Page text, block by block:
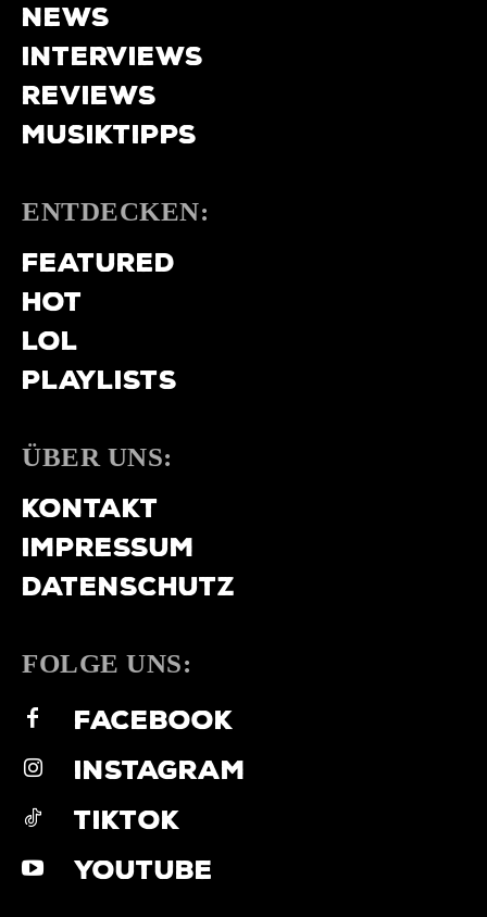
NEWS
INTERVIEWS
REVIEWS
MUSIKTIPPS
ENTDECKEN:
FEATURED
HOT
LOL
PLAYLISTS
ÜBER UNS:
KONTAKT
IMPRESSUM
DATENSCHUTZ
FOLGE UNS:
FACEBOOK
INSTAGRAM
TIKTOK
YOUTUBE